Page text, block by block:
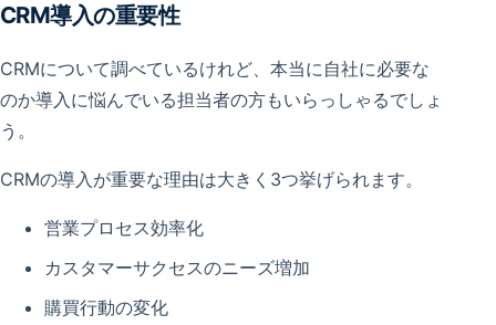
CRM導入の重要性
CRMについて調べているけれど、本当に自社に必要な
のか導入に悩んでいる担当者の方もいらっしゃるでしょ
う。
CRMの導入が重要な理由は大きく3つ挙げられます。
営業プロセス効率化
カスタマーサクセスのニーズ増加
購買行動の変化